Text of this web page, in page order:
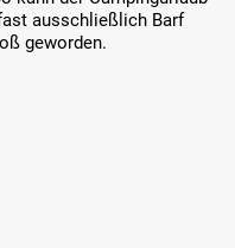
ausschließlich Barf
geworden.